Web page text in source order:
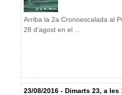
Arriba la 2a Cronoescalada al
28 d’agost en el ...
23/08/2016 - Dimarts 23, a